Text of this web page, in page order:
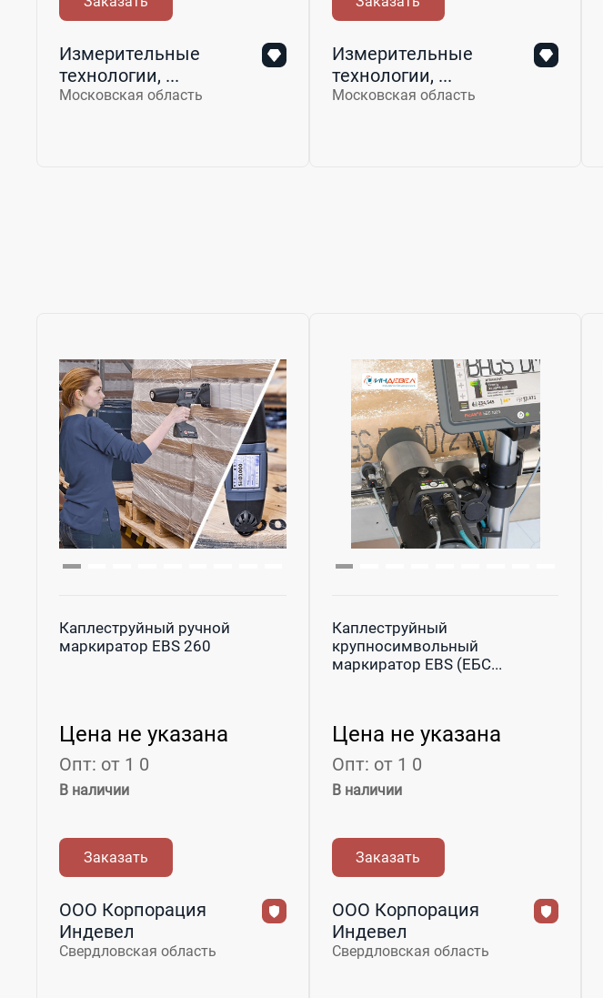
Измерительные
технологии, ...
Московская область
Измерительные
технологии, ...
Московская область
Каплеструйный ручной
маркиратор EBS 260
Цена не указана
Опт: от 1 0
В наличии
Заказать
ООО Корпорация
Индевел
Свердловская область
Каплеструйный
крупносимвольный
маркиратор EBS (ЕБС...
Цена не указана
Опт: от 1 0
В наличии
Заказать
ООО Корпорация
Индевел
Свердловская область